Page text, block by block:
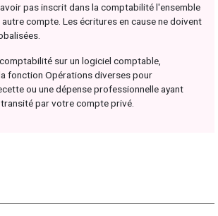
pas inscrit dans la comptabilité l'ensemble
compte. Les écritures en cause ne doivent
sur un logiciel comptable,
fonction Opérations diverses pour
ou une dépense professionnelle ayant
par votre compte privé.